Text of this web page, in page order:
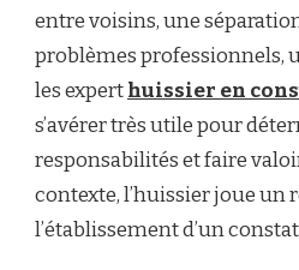
entre voisins, une
problèmes professionnels,
les experthuissier en
s’avérer très utile pour
responsabilités et faire
contexte, l’huissier joue un
l’établissement d’un constat